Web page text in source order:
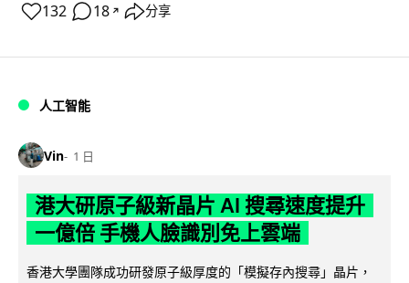
132 18 ↗ 分享
人工智能
Vin 1 日
港大研原子級新晶片 AI 搜尋速度提升
一億倍 手機人臉識別免上雲端
香港大學團隊成功研發原子級厚度的「模擬存內搜尋」晶片，